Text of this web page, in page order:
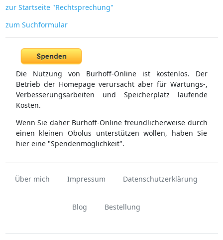
zur Startseite "Rechtsprechung"
zum Suchformular
Die Nutzung von Burhoff-Online ist kostenlos. Der
Betrieb der Homepage verursacht aber für Wartungs-,
Verbesserungsarbeiten und Speicherplatz laufende
Kosten.
Wenn Sie daher Burhoff-Online freundlicherweise durch
einen kleinen Obolus unterstützen wollen, haben Sie
hier eine "Spendenmöglichkeit".
Über mich Impressum Datenschutzerklärung
Blog Bestellung